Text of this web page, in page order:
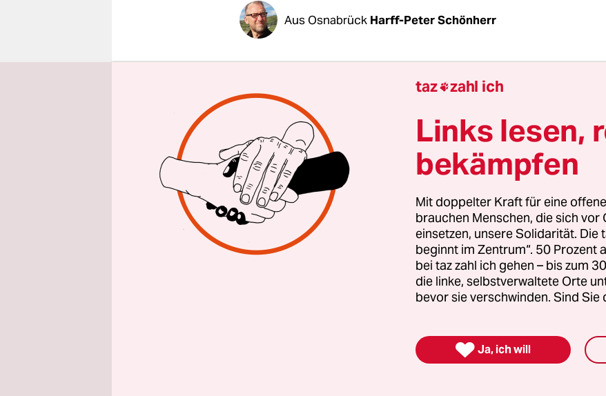
Aus Osnabrück Harff-Peter Schönherr
Seehäfen, die tief im Binnenland liegen, tun dem Fluss,
zu ihnen bringt, meist nicht gut. Das ist auch in der
Kleinstadt Brake der Fall, an der Weser, mehr als 25
landeinwärts gelegen.
Eigentümer des dortigen Hafens ist mit „Niedersachsen
Land Niedersachsen, Betreiber die J. Müller Gruppe.
m Tiefgang können Brake erreichen. Geht es nach dem
Bundesverkehrswegeplan 2030 (BVWP), sollen es künftig
Zentimeter mehr sein.
taz zahl ich
Links lesen,
bekämpfen
Mit doppelter Kraft für eine
brauchen Menschen, die sich
einsetzen, unsere Solidarität. Die
beginnt im Zentrum“. 50 Prozent
bei taz zahl ich gehen – bis zum
die linke, selbstverwaltete Orte
bevor sie verschwinden. Sind Sie
 Ja, ich will